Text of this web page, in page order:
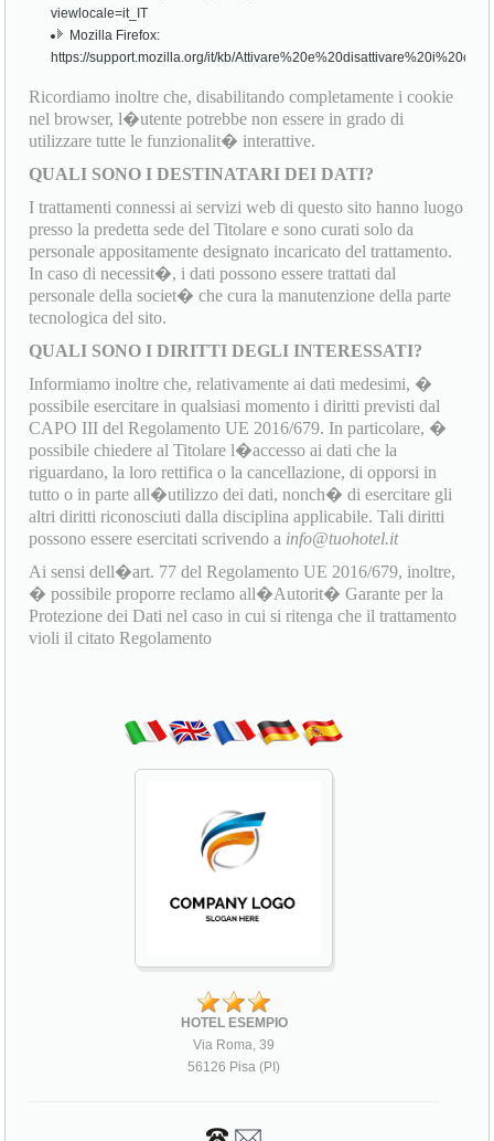
viewlocale=it_IT
Mozilla Firefox:
https://support.mozilla.org/it/kb/
Ricordiamo inoltre che, disabilitando completamente i cookie
nel browser, l�utente potrebbe non essere in grado di
utilizzare tutte le funzionalit� interattive.
QUALI SONO I DESTINATARI DEI DATI?
I trattamenti connessi ai servizi web di questo sito hanno luogo
presso la predetta sede del Titolare e sono curati solo da
personale appositamente designato incaricato del trattamento.
In caso di necessit�, i dati possono essere trattati dal
personale della societ� che cura la manutenzione della parte
tecnologica del sito.
QUALI SONO I DIRITTI DEGLI INTERESSATI?
Informiamo inoltre che, relativamente ai dati medesimi, �
possibile esercitare in qualsiasi momento i diritti previsti dal
CAPO III del Regolamento UE 2016/679. In particolare, �
possibile chiedere al Titolare l�accesso ai dati che la
riguardano, la loro rettifica o la cancellazione, di opporsi in
tutto o in parte all�utilizzo dei dati, nonch� di esercitare gli
altri diritti riconosciuti dalla disciplina applicabile. Tali diritti
possono essere esercitati scrivendo a info@tuohotel.it
Ai sensi dell�art. 77 del Regolamento UE 2016/679, inoltre,
� possibile proporre reclamo all�Autorit� Garante per la
Protezione dei Dati nel caso in cui si ritenga che il trattamento
violi il citato Regolamento
HOTEL ESEMPIO
Via Roma, 39
56126 Pisa (PI)